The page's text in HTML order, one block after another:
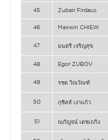
45 Zubair Firdaus
46 Maxwin CHIEW
47 มนตรี เจริญสุข
48 Egor ZUBOV
49 รชต วิณวัณฑ์
50 ภุชิสส์ เงาแก้ว
51 ณกัญจน์ เตชเถกิง